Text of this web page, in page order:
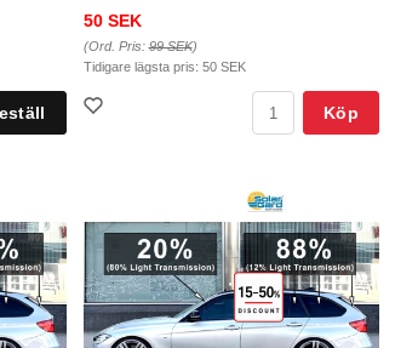
50 SEK
(Ord. Pris:99 SEK)
Tidigare lägsta pris: 50 SEK
Köp